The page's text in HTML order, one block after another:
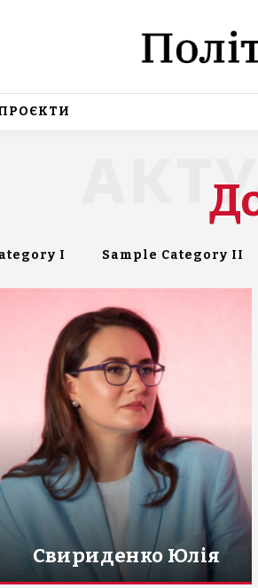
I Sample Category II
Свириденко Юлія